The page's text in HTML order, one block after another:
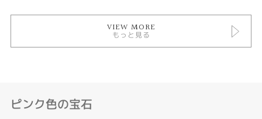
VIEW MORE
もっと見る
ピンク色の宝石